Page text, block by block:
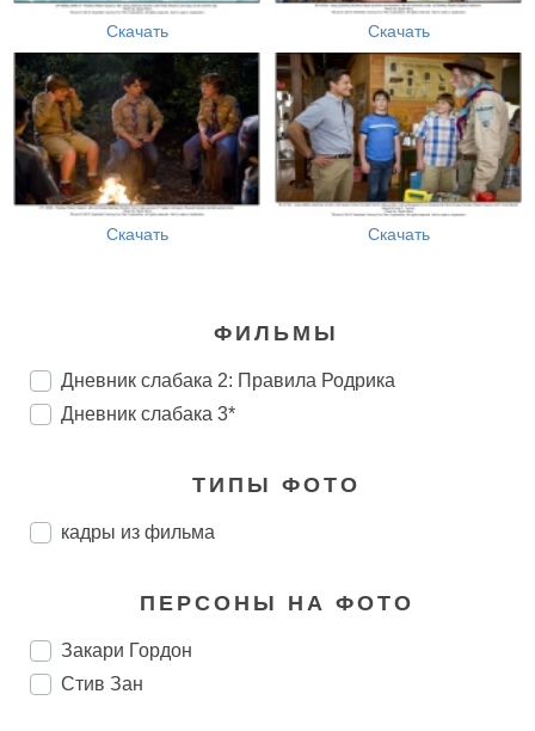
Скачать Скачать
Скачать Скачать
ФИЛЬМЫ
Дневник слабака 2: Правила Родрика
Дневник слабака 3*
ТИПЫ ФОТО
кадры из фильма
ПЕРСОНЫ НА ФОТО
Закари Гордон
Стив Зан